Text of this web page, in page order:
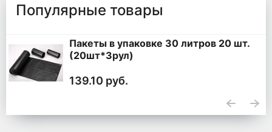
Популярные товары
Мешки для мусора 360 литров ПВД
черные 120*140, 200 шт. (50 шт * 4
5 100 руб.